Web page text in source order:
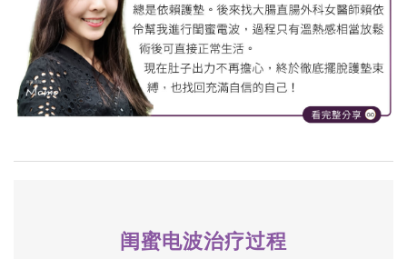
闺蜜电波治疗过程